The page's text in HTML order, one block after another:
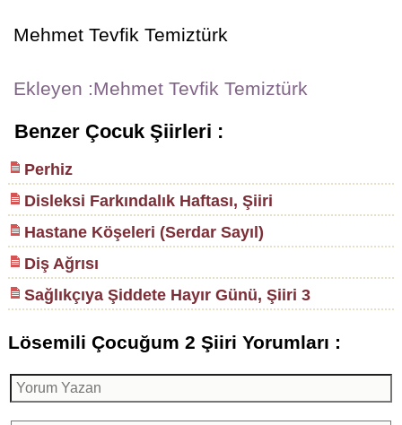
Mehmet Tevfik Temiztürk
Ekleyen :Mehmet Tevfik Temiztürk
Benzer Çocuk Şiirleri :
Perhiz
Disleksi Farkındalık Haftası, Şiiri
Hastane Köşeleri (Serdar Sayıl)
Diş Ağrısı
Sağlıkçıya Şiddete Hayır Günü, Şiiri 3
Lösemili Çocuğum 2 Şiiri Yorumları :